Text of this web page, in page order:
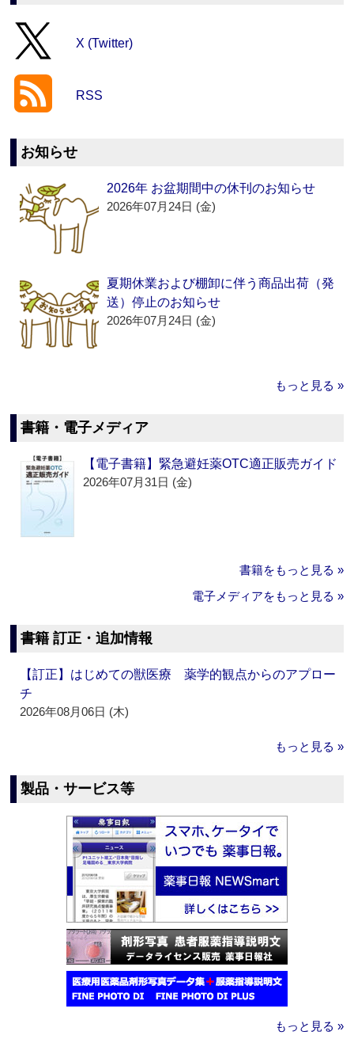
X (Twitter)
RSS
お知らせ
2026年 お盆期間中の休刊のお知らせ
2026年07月24日 (金)
夏期休業および棚卸に伴う商品出荷（発
送）停止のお知らせ
2026年07月24日 (金)
もっと見る »
書籍・電子メディア
【電子書籍】緊急避妊薬OTC適正販売ガイド
2026年07月31日 (金)
書籍をもっと見る »
電子メディアをもっと見る »
書籍 訂正・追加情報
【訂正】はじめての獣医療 薬学的観点からのアプロー
チ
2026年08月06日 (木)
もっと見る »
製品・サービス等
もっと見る »